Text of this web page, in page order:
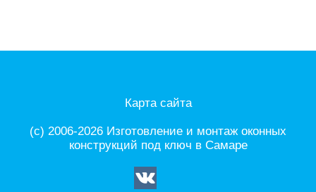
Карта сайта
(с) 2006-2026 Изготовление и монтаж оконных
конструкций под ключ в Самаре